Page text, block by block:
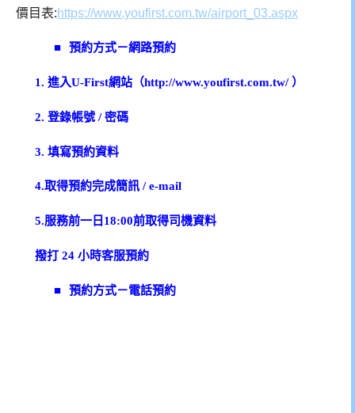
價目表:https://www.youfirst.com.tw/airport_03.aspx
■ 預約方式－網路預約
1. 進入U-First網站（http://www.youfirst.com.tw/ ）
2. 登錄帳號/密碼
3. 填寫預約資料
4.取得預約完成簡訊 / e-mail
5.服務前一日 18:00前取得司機資料
撥打 24 小時客服預約
■ 預約方式－電話預約